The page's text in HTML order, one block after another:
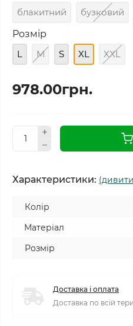
блакитний
бузковий
Розмір
L
M S XL XXL
978.00грн.
Характеристики:
Колір
Матеріал
Розмір
Доставка і оплата
Доставка по всій